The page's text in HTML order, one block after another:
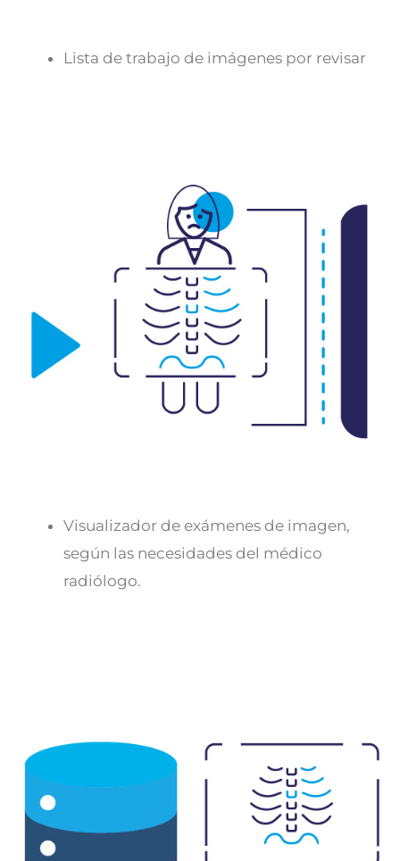
Lista de trabajo de imágenes por revisar
Visualizador de exámenes de imagen,
según las necesidades del médico
radiólogo.